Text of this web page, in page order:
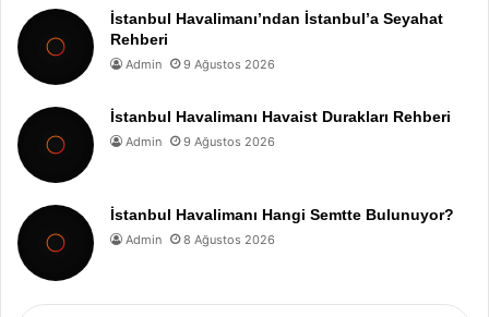
İstanbul Havalimanı’ndan İstanbul’a Seyahat
Rehberi
Admin 9 Ağustos 2026
İstanbul Havalimanı Havaist Durakları Rehberi
Admin 9 Ağustos 2026
İstanbul Havalimanı Hangi Semtte Bulunuyor?
Admin 8 Ağustos 2026